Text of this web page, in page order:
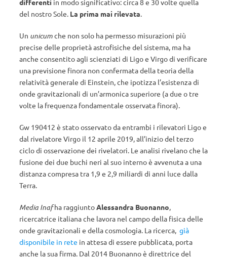
differenti in modo significativo: circa 8 e 30 volte quella
del nostro Sole. La prima mai rilevata.
Un unicumche non solo ha permesso misurazioni più
precise delle proprietà astrofisiche del sistema, ma ha
anche consentito agli scienziati di Ligo e Virgo di verificare
una previsione finora non confermata della teoria della
relatività generale di Einstein, che ipotizza l’esistenza di
onde gravitazionali di un’armonica superiore (a due o tre
volte la frequenza fondamentale osservata finora).
Gw 190412 è stato osservato da entrambi i rilevatori Ligo e
dal rivelatore Virgo il 12 aprile 2019, all’inizio del terzo
ciclo di osservazione dei rivelatori. Le analisi rivelano che la
fusione dei due buchi neri al suo interno è avvenuta a una
distanza compresa tra 1,9 e 2,9 miliardi di anni luce dalla
Terra.
Media Inafha raggiuntoAlessandra Buonanno,
ricercatrice italiana che lavora nel campo della fisica delle
onde gravitazionali e della cosmologia. La ricerca, già
disponibile in rete in attesa di essere pubblicata, porta
anche la sua firma. Dal 2014 Buonanno è direttrice del